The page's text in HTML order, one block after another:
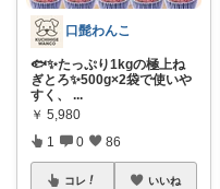
口髭わんこ
🐟✨たっぷり1kgの極上ね
ぎとろ✨500g×2袋で使いや
すく、
...
￥ 5,980
1 0 86
コレ いいね